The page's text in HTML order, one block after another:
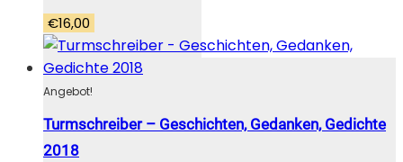
€16,00
Angebot!
Turmschreiber – Geschichten, Gedanken, Gedichte
2018